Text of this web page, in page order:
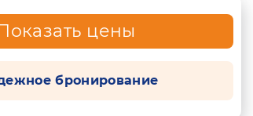
цены
бронирование